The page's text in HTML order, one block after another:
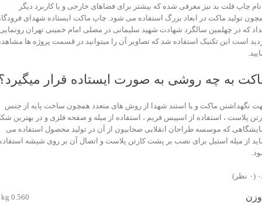
نام چاپ فلت بد نیز معرفی شده که بیشتر برای فضاهای خارجی و یا کاربرد دیگر
تولید ماکت در ابعاد بزرگ استفاده می شود. چاپ ماکت ایستاده شهدای
که در چهلمین سالگرد شهادت شهید سلیمانی در مصلی امام خمینی تهران
است این تکنیک استفاده شد که تصاویر آن را میتوانید در قسمت پروژه ها
به چه روشی به صورت ایستاده قرار
نگهداشتن ماکت و یا استند شهدا از روش های متعدد همچون ساخت پایه از جنس
پلاست ، استفاده از اسپیس فریم ، استفاده از میله و صفحه فلزی و در بهترین
که موسسه طراحان انقلابی صحابیون از آن در تولید محصول استفاده می
از میله استیل برای نصب بر پشت کارتن پلاست و اتصال آن بر روی شیشه
‫(۰ نظر)
وزن 0.560 kg